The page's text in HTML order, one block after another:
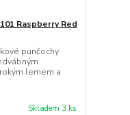
Raspberry Red
punčochy
lemem a
Skladem 3 ks